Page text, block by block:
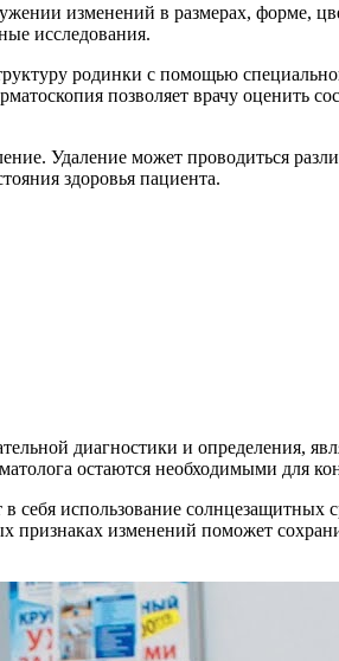
изменений в размерах, форме,
исследования.
родинки с помощью
позволяет врачу оценить
Удаление может проводиться
здоровья пациента.
диагностики и определения,
остаются необходимыми для
использование солнцезащитных
признаках изменений поможет